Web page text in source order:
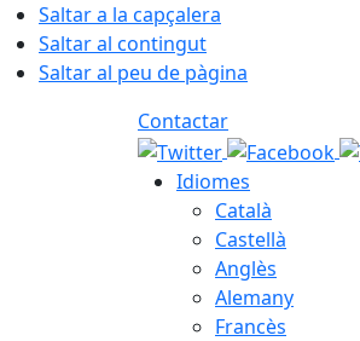
Saltar a la capçalera
Saltar al contingut
Saltar al peu de pàgina
Contactar
Idiomes
Català
Castellà
Anglès
Alemany
Francès